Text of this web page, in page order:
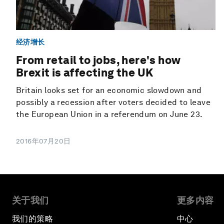
经济增长
From retail to jobs, here's how
Brexit is affecting the UK
Britain looks set for an economic slowdown and
possibly a recession after voters decided to leave
the European Union in a referendum on June 23.
2016年07月20日
关于我们
我们的策略
更多内容
中心